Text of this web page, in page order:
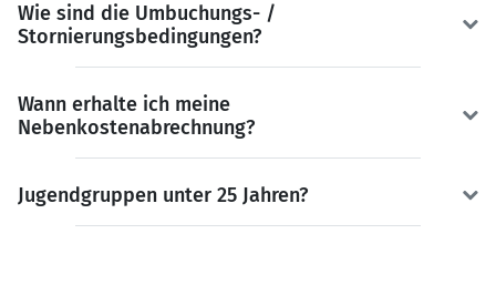
Wie sind die Umbuchungs- /
Stornierungsbedingungen?
Wann erhalte ich meine
Nebenkostenabrechnung?
Jugendgruppen unter 25 Jahren?